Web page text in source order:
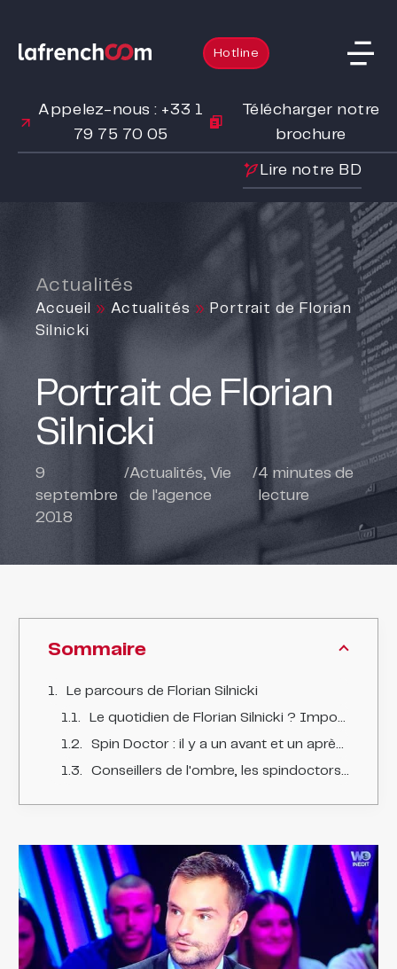
Hotline
Appelez-nous : +33 1
79 75 70 05
Télécharger notre
brochure
Lire notre BD
Actualités
Accueil » Actualités » Portrait de Florian
Silnicki
Portrait de Florian
Silnicki
9
septembre
2018
/Actualités, Vie
de l'agence
/4 minutes de
lecture
Sommaire
Le parcours de Florian Silnicki
Le quotidien de Florian Silnicki ? Imposer la version de l'histoire de ses clients dans les médias et sur internet.
Spin Doctor : il y a un avant et un après web 2.0
Conseillers de l'ombre, les spindoctors ont parfois eu mauvaise presse à tort.